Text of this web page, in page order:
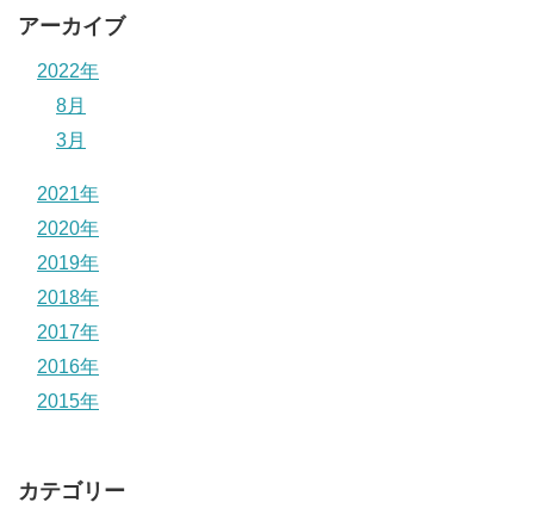
アーカイブ
2022年
8月
3月
2021年
2020年
2019年
2018年
2017年
2016年
2015年
カテゴリー